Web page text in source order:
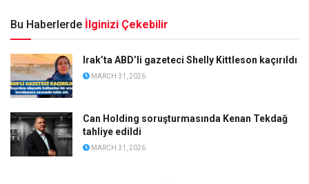
Bu Haberlerde İlginizi Çekebilir
Irak’ta ABD’li gazeteci Shelly Kittleson kaçırıldı
MARCH 31, 2026
Can Holding soruşturmasında Kenan Tekdağ
tahliye edildi
MARCH 31, 2026